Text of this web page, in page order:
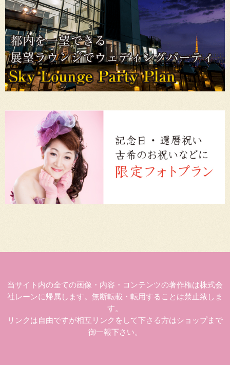
当サイト内の全ての画像・内容・コンテンツの著作権は株式会
社レーンに帰属します。無断転載・転用することは禁止致しま
す。
リンクは自由ですが相互リンクをして下さる方はショップまで
御一報下さい。